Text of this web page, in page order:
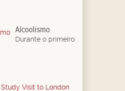
Alcoolismo
Durante o primeiro